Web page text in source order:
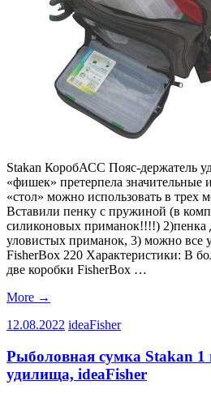
Stakan КоробАСС Пояс-держатель
«фишек» претерпела
«стол» можно использовать в трех
Вставили пенку с пружиной (в
силиконовых приманок!!!!) 2)пенка
уловистых приманок, 3) можно все
FisherBox 220 Характеристики: В
две коробки FisherBox …
More →
12.08.2022 ideaFisher
Рыболовная сумка Stakan
удилища, ideaFisher